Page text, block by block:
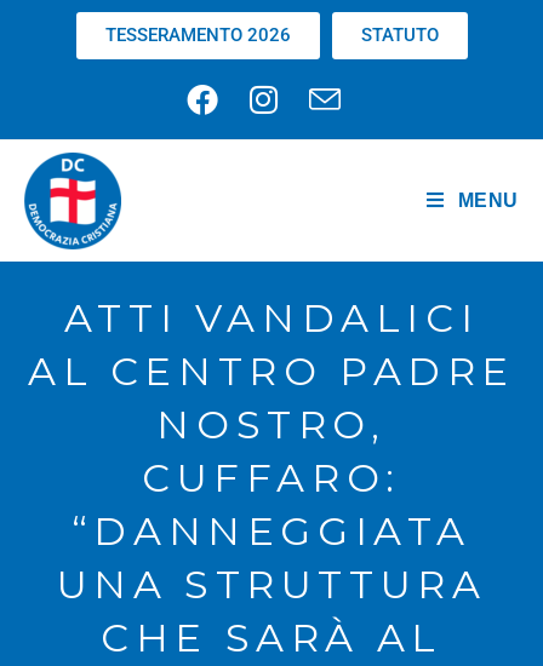
TESSERAMENTO 2026 STATUTO
MENU
ATTI VANDALICI
AL CENTRO PADRE
NOSTRO,
CUFFARO:
“DANNEGGIATA
UNA STRUTTURA
CHE SARÀ AL